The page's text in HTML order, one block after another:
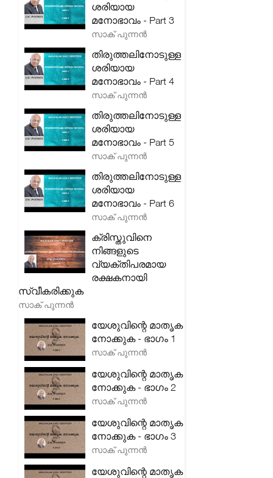
ശരിയായ
മനോഭാവം - Part 3
സാക് പുന്നൻ
തിരുത്തലിനോടുള്ള
ശരിയായ
മനോഭാവം - Part 4
സാക് പുന്നൻ
തിരുത്തലിനോടുള്ള
ശരിയായ
മനോഭാവം - Part 5
സാക് പുന്നൻ
തിരുത്തലിനോടുള്ള
ശരിയായ
മനോഭാവം - Part 6
സാക് പുന്നൻ
ക്രിസ്തുവിനെ
നിങ്ങളുടെ
വ്യക്തിപരമായ
രക്ഷകനായി
സ്വീകരിക്കുക
സാക് പുന്നൻ
യേശുവിന്റെ മാതൃക
നോക്കുക - ഭാഗം 1
സാക് പുന്നൻ
യേശുവിന്റെ മാതൃക
നോക്കുക - ഭാഗം 2
സാക് പുന്നൻ
യേശുവിന്റെ മാതൃക
നോക്കുക - ഭാഗം 3
സാക് പുന്നൻ
യേശുവിന്റെ മാതൃക